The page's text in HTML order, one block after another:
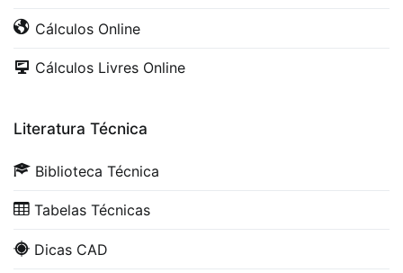
Cálculos Online
Cálculos Livres Online
Literatura Técnica
Biblioteca Técnica
Tabelas Técnicas
Dicas CAD